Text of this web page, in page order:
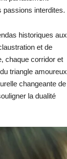
passions interdites.
historiques aux
et de
chaque corridor et
triangle amoureux
changeante de
la dualité